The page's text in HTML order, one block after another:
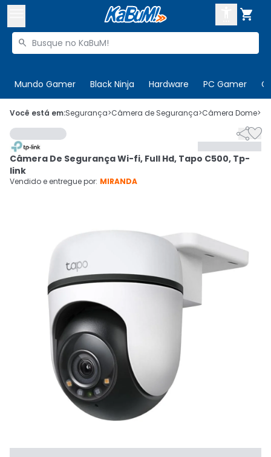

Buscar produtos

Mundo Gamer Black Ninja Hardware PC Gamer
 Olá. Acesse sua conta
 Departamentos
Cupons
CADASTRE-SE
Você está em:Segurança>Câmera de Segurança>Câmera Dome>

Câmera De Segurança Wi-fi, Full Hd, Tapo C500, Tp-
link
Vendido e entregue por: MIRANDA